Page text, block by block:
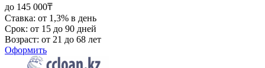
до 145 000₸
Ставка: от 1,3% в день
Срок: от 15 до 90 дней
Возраст: от 21 до 68 лет
Оформить